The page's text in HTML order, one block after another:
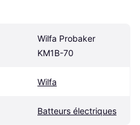
Wilfa Probaker
KM1B-70
Wilfa
Batteurs électriques